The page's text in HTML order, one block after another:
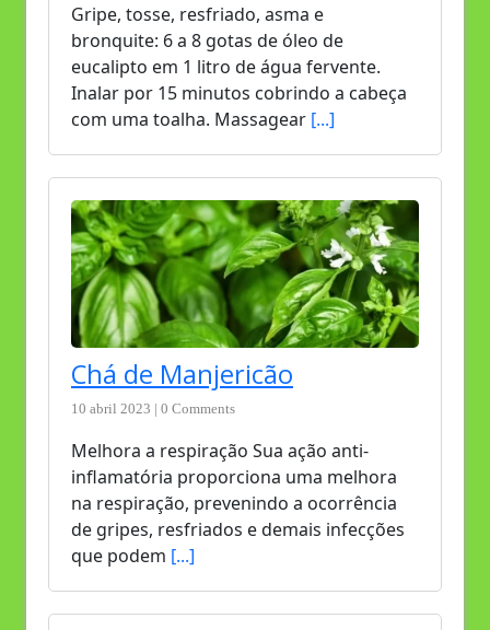
Gripe, tosse, resfriado, asma e
bronquite: 6 a 8 gotas de óleo de
eucalipto em 1 litro de água fervente.
Inalar por 15 minutos cobrindo a cabeça
com uma toalha. Massagear [...]
Chá de Manjericão
10 abril 2023 | 0 Comments
Melhora a respiração Sua ação anti-
inflamatória proporciona uma melhora
na respiração, prevenindo a ocorrência
de gripes, resfriados e demais infecções
que podem [...]